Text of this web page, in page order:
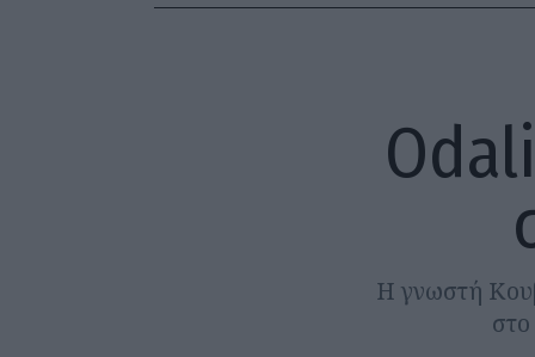
Η γνωστή